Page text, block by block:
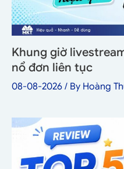
Khung giờ
nổ đơn liên tục
08-08-2026 / By Hoàng